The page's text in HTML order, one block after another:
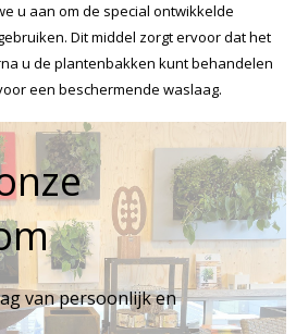
u aan om de special ontwikkelde
Dit middel zorgt ervoor dat het
u de plantenbakken kunt behandelen
een beschermende waslaag.
van persoonlijk en